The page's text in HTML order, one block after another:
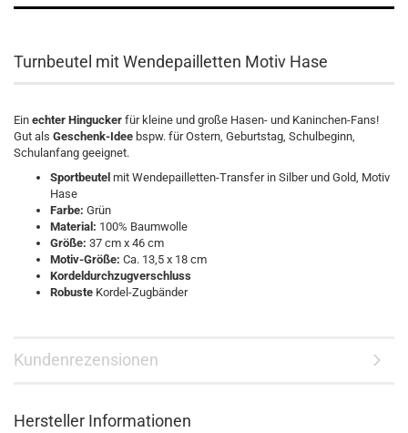
Turnbeutel mit Wendepailletten Motiv Hase
Ein echter Hingucker für kleine und große Hasen- und Kaninchen-Fans!
Gut als Geschenk-Idee bspw. für Ostern, Geburtstag, Schulbeginn,
Schulanfang geeignet.
Sportbeutel mit Wendepailletten-Transfer in Silber und Gold, Motiv
Hase
Farbe: Grün
Material: 100% Baumwolle
Größe: 37 cm x 46 cm
Motiv-Größe: Ca. 13,5 x 18 cm
Kordeldurchzugverschluss
Robuste Kordel-Zugbänder
Kundenrezensionen
Hersteller Informationen